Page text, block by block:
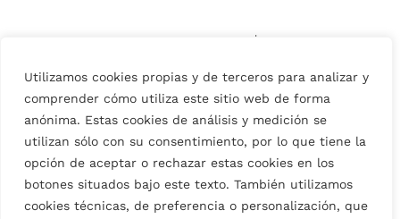
Utilizamos cookies propias y de terceros para analizar y
comprender cómo utiliza este sitio web de forma
anónima. Estas cookies de análisis y medición se
utilizan sólo con su consentimiento, por lo que tiene la
opción de aceptar o rechazar estas cookies en los
botones situados bajo este texto. También utilizamos
cookies técnicas, de preferencia o personalización, que
Aviso legal
Política de privacidad
Política de cookies
Condiciones generales de Uso
Condiciones Generales de Venta